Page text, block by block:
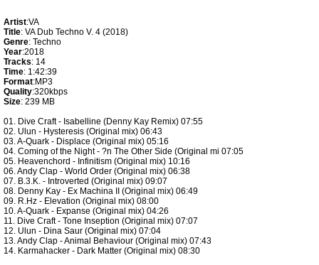
Artist:VA
Title: VA Dub Techno V. 4 (2018)
Genre: Techno
Year:2018
Tracks: 14
Time: 1:42:39
Format:MP3
Quality:320kbps
Size: 239 MB
01. Dive Craft - Isabelline (Denny Kay Remix) 07:55
02. Ulun - Hysteresis (Original mix) 06:43
03. A-Quark - Displace (Original mix) 05:16
04. Coming of the Night - ?n The Other Side (Original mi 07:05
05. Heavenchord - Infinitism (Original mix) 10:16
06. Andy Clap - World Order (Original mix) 06:38
07. B.3.K. - Introverted (Original mix) 09:07
08. Denny Kay - Ex Machina II (Original mix) 06:49
09. R.Hz - Elevation (Original mix) 08:00
10. A-Quark - Expanse (Original mix) 04:26
11. Dive Craft - Tone Inseption (Original mix) 07:07
12. Ulun - Dina Saur (Original mix) 07:04
13. Andy Clap - Animal Behaviour (Original mix) 07:43
14. Karmahacker - Dark Matter (Original mix) 08:30